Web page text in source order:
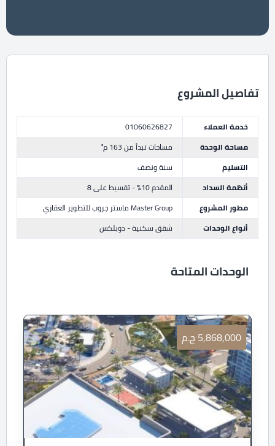
تفاصيل المشروع
خدمة العملاء
01060626827
مساحة الوحدة
مساحات تبدأ من 163 م²
التسليم
سنة ونصف
أنظمة السداد
المقدم 10% - تقسيط على 8
مطور المشروع
Master Group ماستر جروب للتطوير العقاري
أنواع الوحدات
شقق سكنية - دوبلكس
الوحدات المتاحة
5,868,000 ج.م